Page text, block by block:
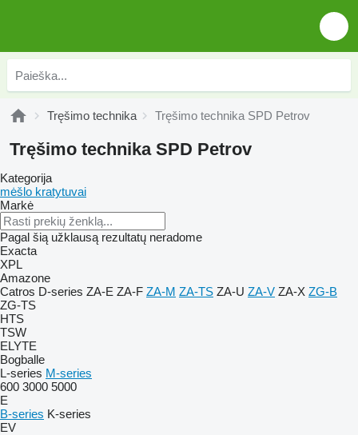
Tręšimo technika Tręšimo technika SPD Petrov
Tręšimo technika SPD Petrov
Kategorija
mėšlo kratytuvai
Markė
Pagal šią užklausą rezultatų neradome
Exacta
XPL
Amazone
Catros D-series ZA-E ZA-F ZA-M ZA-TS ZA-U ZA-V ZA-X ZG-B
ZG-TS
HTS
TSW
ELYTE
Bogballe
L-series M-series
600 3000 5000
E
B-series K-series
EV